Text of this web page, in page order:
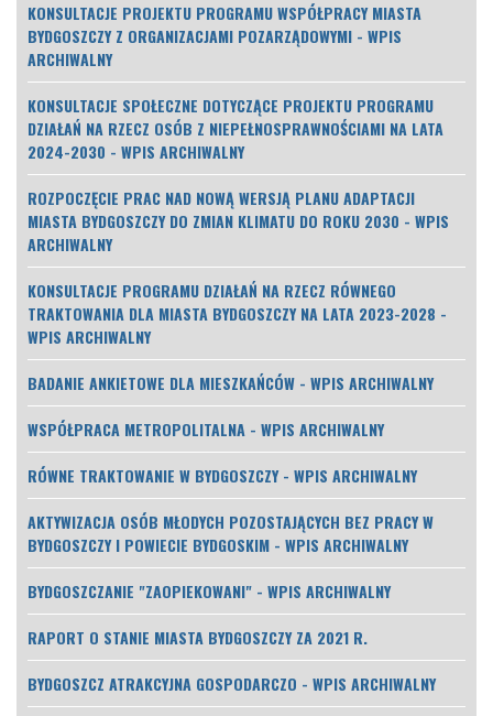
KONSULTACJE PROJEKTU PROGRAMU WSPÓŁPRACY MIASTA
BYDGOSZCZY Z ORGANIZACJAMI POZARZĄDOWYMI - WPIS
ARCHIWALNY
KONSULTACJE SPOŁECZNE DOTYCZĄCE PROJEKTU PROGRAMU
DZIAŁAŃ NA RZECZ OSÓB Z NIEPEŁNOSPRAWNOŚCIAMI NA LATA
2024-2030 - WPIS ARCHIWALNY
ROZPOCZĘCIE PRAC NAD NOWĄ WERSJĄ PLANU ADAPTACJI
MIASTA BYDGOSZCZY DO ZMIAN KLIMATU DO ROKU 2030 - WPIS
ARCHIWALNY
KONSULTACJE PROGRAMU DZIAŁAŃ NA RZECZ RÓWNEGO
TRAKTOWANIA DLA MIASTA BYDGOSZCZY NA LATA 2023-2028 -
WPIS ARCHIWALNY
BADANIE ANKIETOWE DLA MIESZKAŃCÓW - WPIS ARCHIWALNY
WSPÓŁPRACA METROPOLITALNA - WPIS ARCHIWALNY
RÓWNE TRAKTOWANIE W BYDGOSZCZY - WPIS ARCHIWALNY
AKTYWIZACJA OSÓB MŁODYCH POZOSTAJĄCYCH BEZ PRACY W
BYDGOSZCZY I POWIECIE BYDGOSKIM - WPIS ARCHIWALNY
BYDGOSZCZANIE "ZAOPIEKOWANI" - WPIS ARCHIWALNY
RAPORT O STANIE MIASTA BYDGOSZCZY ZA 2021 R.
BYDGOSZCZ ATRAKCYJNA GOSPODARCZO - WPIS ARCHIWALNY